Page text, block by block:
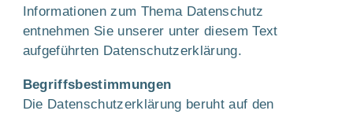
Informationen zum Thema Datenschutz
entnehmen Sie unserer unter diesem Text
aufgeführten Datenschutzerklärung.
Begriffsbestimmungen
Die Datenschutzerklärung beruht auf den